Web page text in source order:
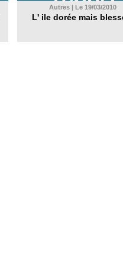
Autres | Le 19/03/2010
L' ile dorée mais